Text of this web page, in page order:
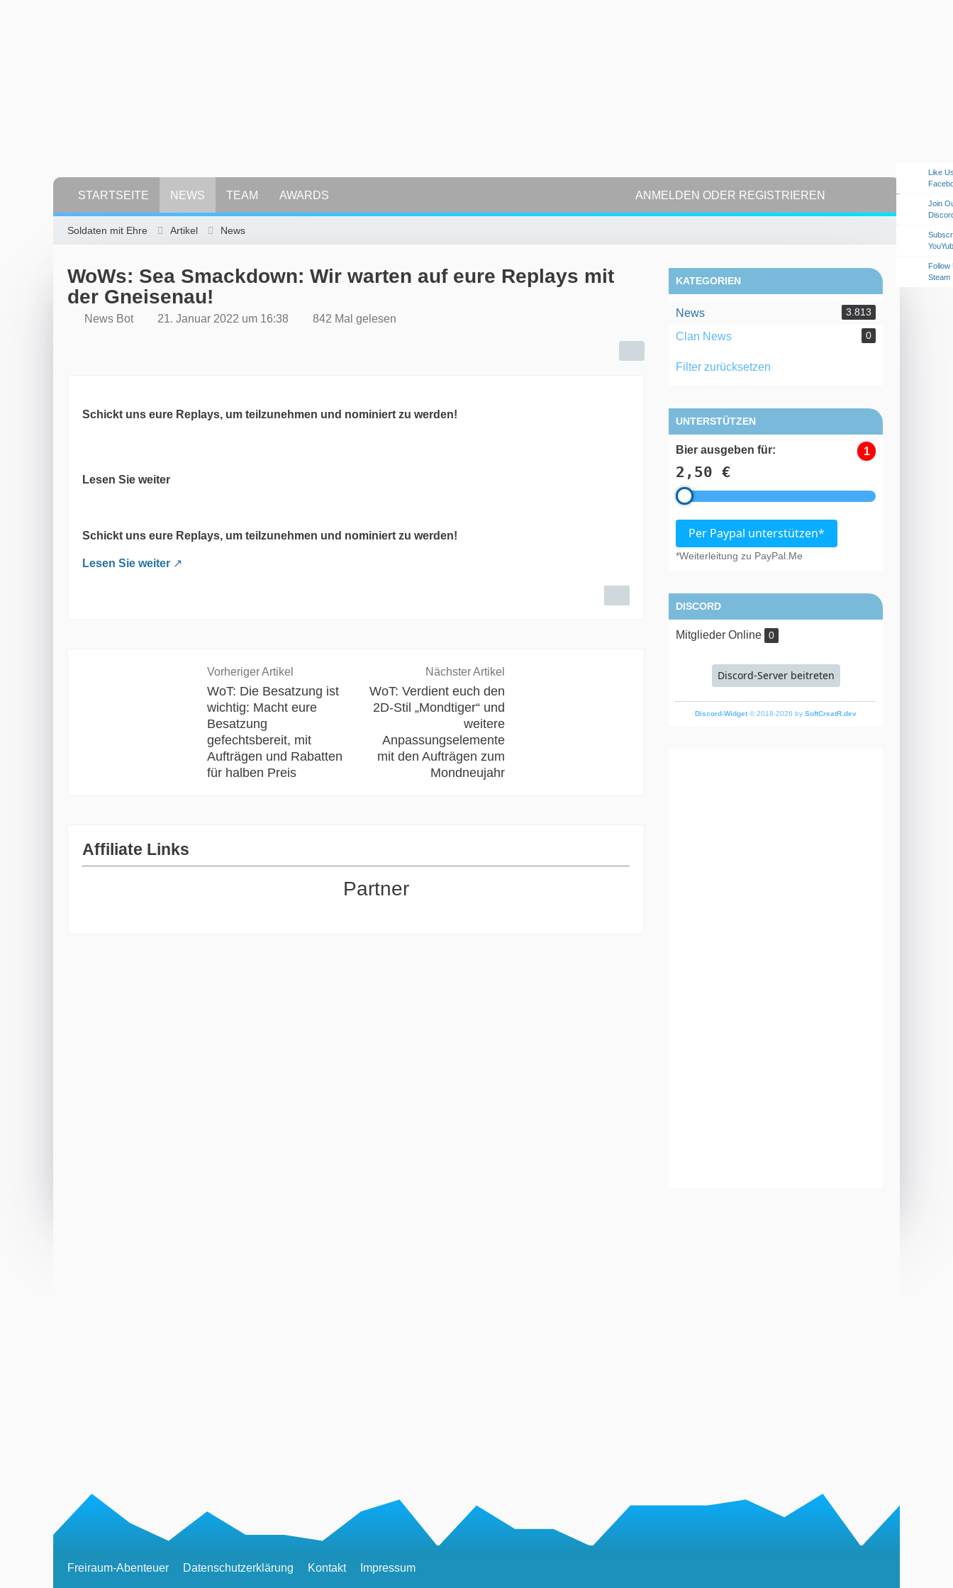
STARTSEITE NEWS TEAM AWARDS ANMELDEN ODER REGISTRIEREN
Soldaten mit Ehre Artikel News
WoWs: Sea Smackdown: Wir warten auf eure Replays mit
der Gneisenau!
News Bot 21. Januar 2022 um 16:38 842 Mal gelesen
Schickt uns eure Replays, um teilzunehmen und nominiert zu werden!
Lesen Sie weiter
Schickt uns eure Replays, um teilzunehmen und nominiert zu werden!
Lesen Sie weiter
Vorheriger Artikel
WoT: Die Besatzung ist
wichtig: Macht eure
Besatzung
gefechtsbereit, mit
Aufträgen und Rabatten
für halben Preis
Nächster Artikel
WoT: Verdient euch den
2D-Stil „Mondtiger“ und
weitere
Anpassungselemente
mit den Aufträgen zum
Mondneujahr
Affiliate Links
Partner
KATEGORIEN
News 3.813
Clan News 0
Filter zurücksetzen
UNTERSTÜTZEN
Bier ausgeben für:
2,50 €
1
Per Paypal unterstützen*
*Weiterleitung zu PayPal.Me
DISCORD
Mitglieder Online 0
Discord-Server beitreten
Discord-Widget© 2018-2026 by SoftCreatR.dev
Freiraum-Abenteuer Datenschutzerklärung Kontakt Impressum
Like
Join
Follow
Steam